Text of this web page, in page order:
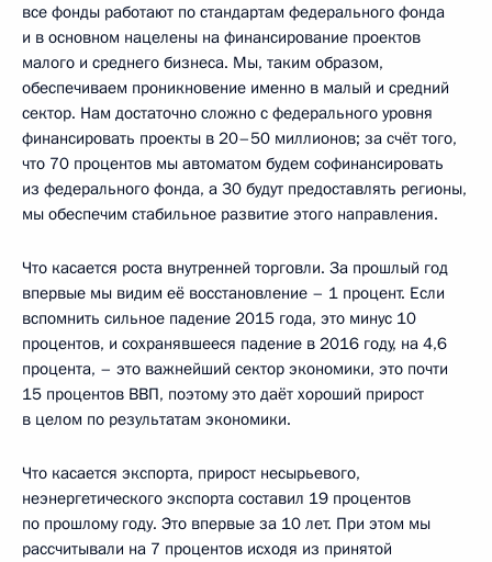
все фонды работают по стандартам федерального фонда
и в основном нацелены на финансирование проектов
малого и среднего бизнеса. Мы, таким образом,
обеспечиваем проникновение именно в малый и средний
сектор. Нам достаточно сложно с федерального уровня
финансировать проекты в 20–50 миллионов; за счёт того,
что 70 процентов мы автоматом будем софинансировать
из федерального фонда, а 30 будут предоставлять регионы,
мы обеспечим стабильное развитие этого направления.
Что касается роста внутренней торговли. За прошлый год
впервые мы видим её восстановление – 1 процент. Если
вспомнить сильное падение 2015 года, это минус 10
процентов, и сохранявшееся падение в 2016 году, на 4,6
процента, – это важнейший сектор экономики, это почти
15 процентов ВВП, поэтому это даёт хороший прирост
в целом по результатам экономики.
Что касается экспорта, прирост несырьевого,
неэнергетического экспорта составил 19 процентов
по прошлому году. Это впервые за 10 лет. При этом мы
рассчитывали на 7 процентов исходя из принятой